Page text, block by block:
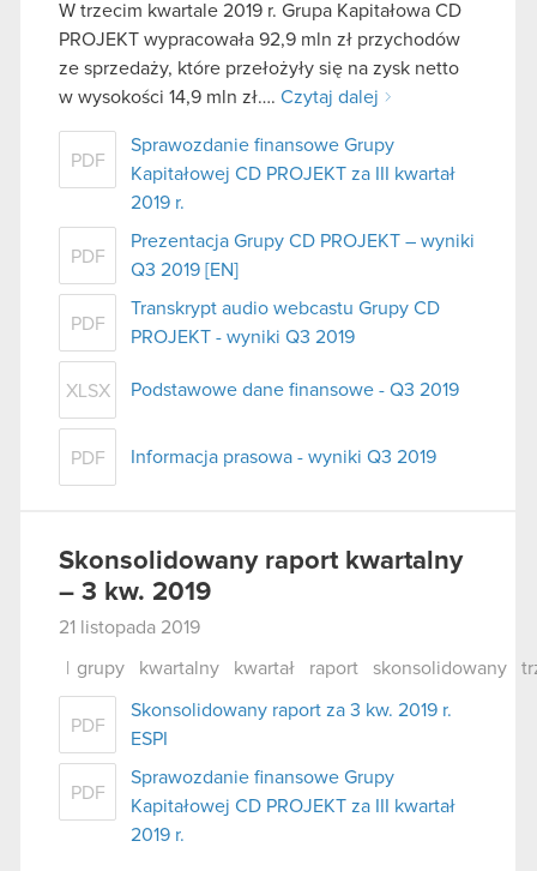
W trzecim kwartale 2019 r. Grupa Kapitałowa CD
PROJEKT wypracowała 92,9 mln zł przychodów
ze sprzedaży, które przełożyły się na zysk netto
w wysokości 14,9 mln zł…. Czytaj dalej
PDF
Sprawozdanie finansowe Grupy
Kapitałowej CD PROJEKT za III kwartał
2019 r.
PDF
Prezentacja Grupy CD PROJEKT – wyniki
Q3 2019 [EN]
PDF
Transkrypt audio webcastu Grupy CD
PROJEKT - wyniki Q3 2019
XLSX Podstawowe dane finansowe - Q3 2019
PDF Informacja prasowa - wyniki Q3 2019
Skonsolidowany raport kwartalny
– 3 kw. 2019
21 listopada 2019
grupy kwartalny kwartał raport skonsolidowany
PDF
Skonsolidowany raport za 3 kw. 2019 r.
ESPI
PDF
Sprawozdanie finansowe Grupy
Kapitałowej CD PROJEKT za III kwartał
2019 r.